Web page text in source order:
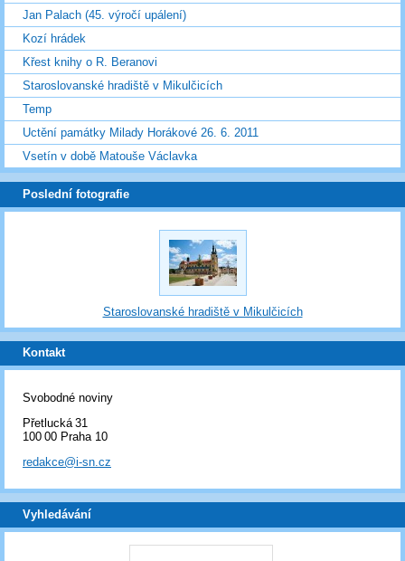
Jan Palach (45. výročí upálení)
Kozí hrádek
Křest knihy o R. Beranovi
Staroslovanské hradiště v Mikulčicích
Temp
Uctění památky Milady Horákové 26. 6. 2011
Vsetín v době Matouše Václavka
Poslední fotografie
Staroslovanské hradiště v Mikulčicích
Kontakt
Svobodné noviny
Přetlucká 31
100 00 Praha 10
redakce@i-sn.cz
Vyhledávání